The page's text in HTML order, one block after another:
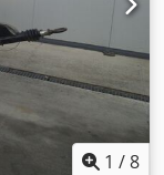
1 /8